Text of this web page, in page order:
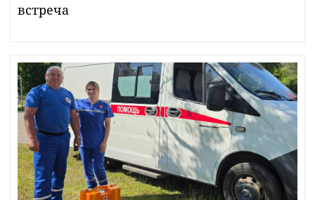
встреча